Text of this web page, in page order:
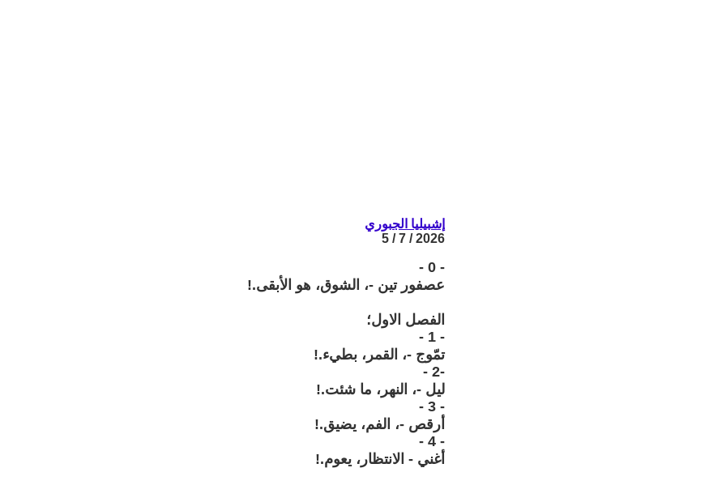
إشبيليا الجبوري
2026 / 7 / 5
- 0 -
عصفور تين -، الشوق، هو الأبقى.!
الفصل الاول؛
- 1 -
تمّوج -، القمر، بطيء.!
-2 -
ليل -، النهر، ما شئت.!
- 3 -
أرقص -، الفم، يضيق.!
- 4 -
أغني - الانتظار، يعوم.!